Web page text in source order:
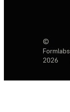
©
Formlabs
2026